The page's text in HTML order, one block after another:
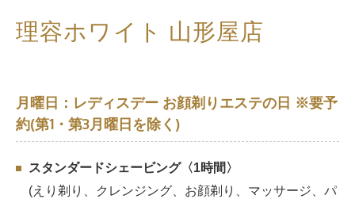
理容ホワイト 山形屋店
月曜日：レディスデー お顔剃りエステの日 ※要予
約(第1・第3月曜日を除く)
スタンダードシェービング〈1時間〉
(えり剃り、クレンジング、お顔剃り、マッサージ、パ